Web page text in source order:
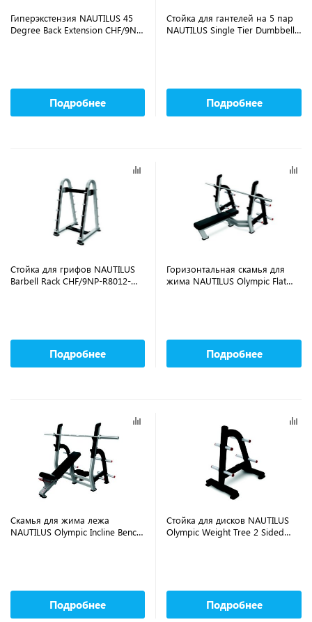
Гиперэкстензия NAUTILUS 45
Degree Back Extension CHF/9NP-
Подробнее
Стойка для гантелей на 5 пар
NAUTILUS Single Tier Dumbbell
Подробнее
Стойка для грифов NAUTILUS
Barbell Rack CHF/9NP-R8012-
Подробнее
Горизонтальная скамья для
жима NAUTILUS Olympic Flat
Подробнее
Скамья для жима лежа
NAUTILUS Olympic Incline Bench
Подробнее
Стойка для дисков NAUTILUS
Olympic Weight Tree 2 Sided
Подробнее